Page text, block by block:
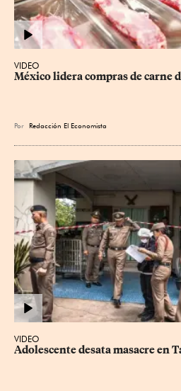
VIDEO
México lidera compras de carne
Por Redacción El Economista
VIDEO
Adolescente desata masacre en